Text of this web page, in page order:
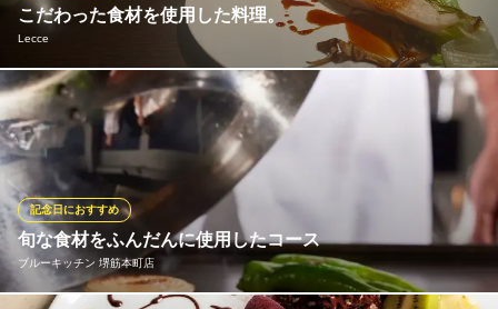
こだわった食材を使用した料理。
Lecce
旬の野菜やフルーツ、魚やお肉などを取り揃えております。 定番
のお料理や、意外な組み合わせのお料理、おいしく楽しいお料理
をご用意しております。
Lecce
貸切可。イタリア料理店
大阪メトロ谷町線天満橋駅 徒歩2分
大阪府大阪市中央区石町1-2-1 天満橋スカイハイツ1F
旬な食材をふんだんに使用したコース
ブルーキッチン 堺筋本町店
記念日におすすめ